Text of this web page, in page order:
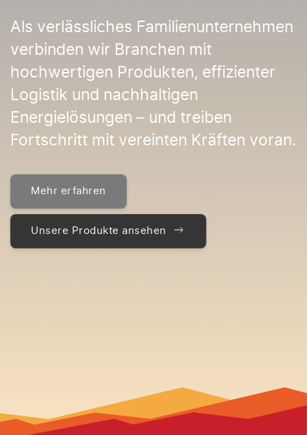
Als verlässliches Familienunternehmen
verbinden wir Branchen mit
hochwertigen Produkten, effizienter
Logistik und nachhaltigen
Energielösungen – und treiben
Fortschritt mit vereinten Kräften voran.
Mehr erfahren
Unsere Produkte ansehen